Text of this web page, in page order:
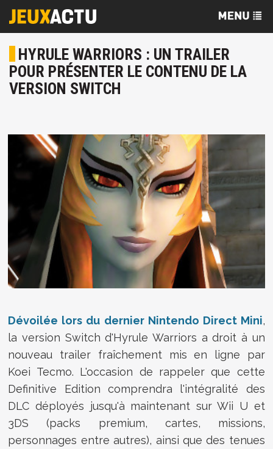
HYRULE WARRIORS : UN TRAILER
POUR PRÉSENTER LE CONTENU DE LA
VERSION SWITCH
Dévoilée lors du dernier Nintendo Direct Mini,
la version Switch d'Hyrule Warriors a droit à un
nouveau trailer fraîchement mis en ligne par
Koei Tecmo. L'occasion de rappeler que cette
Definitive Edition comprendra l'intégralité des
DLC déployés jusqu'à maintenant sur Wii U et
3DS (packs premium, cartes, missions,
personnages entre autres), ainsi que des tenues